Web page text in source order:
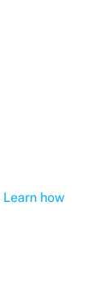
Learn how